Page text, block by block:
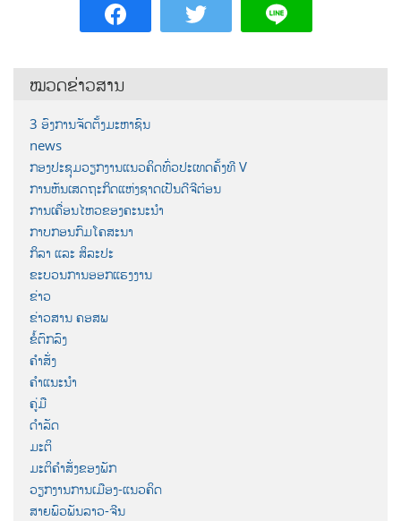
ໝວດຂ່າວສານ
3 ອົງການຈັດຕັ້ງມະຫາຊົນ
news
ກອງປະຊຸມວຽກງານແນວຄິດທົ່ວປະເທດຄັ້ງທີ V
ການຫັນເສດຖະກິດແຫ່ງຊາດເປັນດີຈີຕ໋ອນ
ການເຄື່ອນໄຫວຂອງຄະນະນຳ
ກາບກອນກົມໂຄສະນາ
ກິລາ ແລະ ສິລະປະ
ຂະບວນການອອກແຮງງານ
ຂ່າວ
ຂ່າວສານ ຄອສພ
ຂໍ້ຕົກລົງ
ຄຳສັ່ງ
ຄຳແນະນຳ
ຄູ່ມື
ດຳລັດ
ມະຕິ
ມະຕິຄຳສັ່ງຂອງພັກ
ວຽກງານການເມືອງ-ແນວຄິດ
ສາຍພົວພັນລາວ-ຈີນ